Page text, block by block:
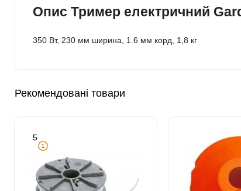
Опис Тример електричний
350 Вт, 230 мм ширина, 1.6 мм корд, 1,8 кг
Рекомендовані товари
5
1